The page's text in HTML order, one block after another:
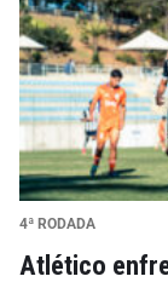
4ª RODADA
Atlético